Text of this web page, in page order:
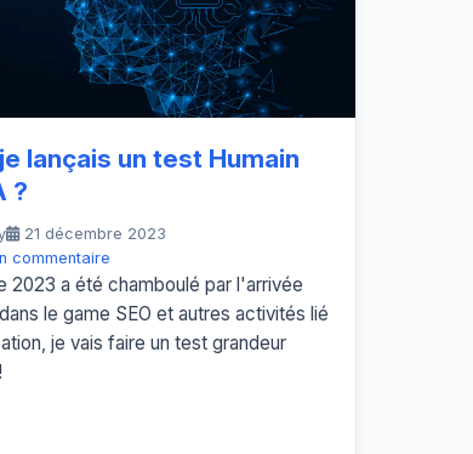
lançais un test Humain
?
21 décembre 2023
commentaire
2023 a été chamboulé par l'arrivée
le game SEO et autres activités lié
je vais faire un test grandeur